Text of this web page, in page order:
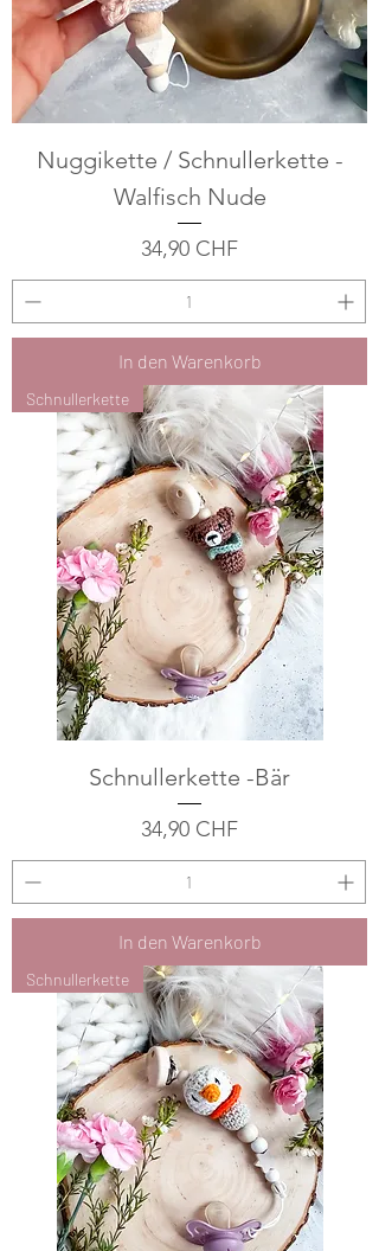
Nuggikette / Schnullerkette -
Walfisch Nude
Preis
34,90 CHF
In den Warenkorb
Schnullerkette
Schnullerkette -Bär
Preis
34,90 CHF
In den Warenkorb
Schnullerkette